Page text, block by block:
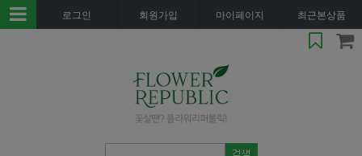
로그인 회원가입 마이페이지 최근본상품